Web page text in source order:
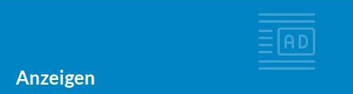
Anzeigen